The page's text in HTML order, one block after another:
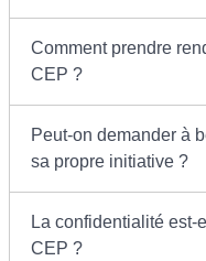
Comment prendre
CEP ?
Peut-on demander à
sa propre initiative ?
La confidentialité est-
CEP ?